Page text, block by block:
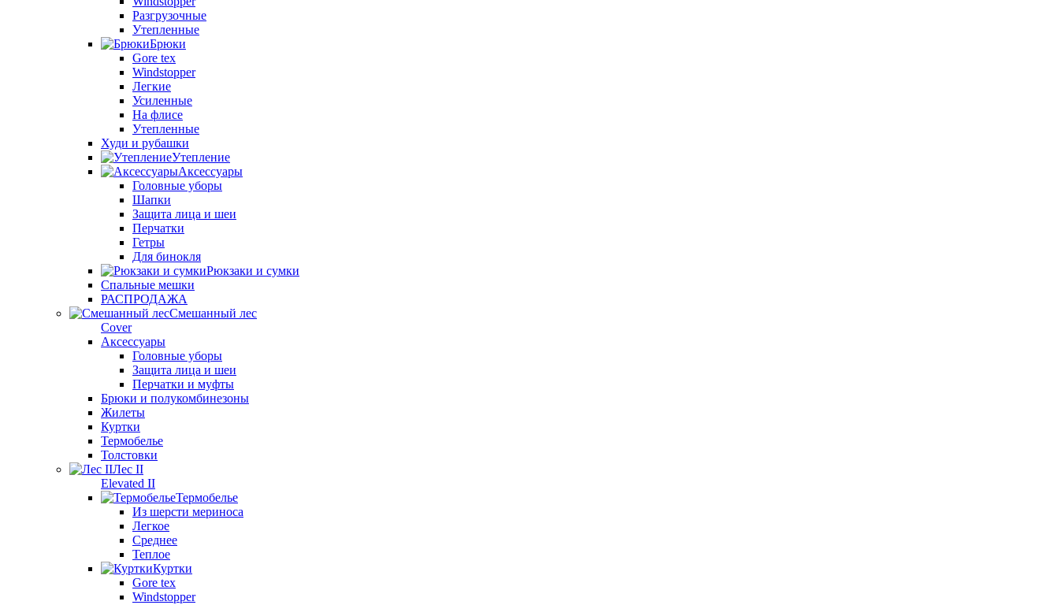
Разгрузочные
Утепленные
Брюки
Gore tex
Windstopper
Легкие
Усиленные
На флисе
Утепленные
Худи и рубашки
Утепление
Аксессуары
Головные уборы
Шапки
Защита лица и шеи
Перчатки
Гетры
Для бинокля
Рюкзаки и сумки
Спальные мешки
РАСПРОДАЖА
Смешанный лес
Cover
Аксессуары
Головные уборы
Защита лица и шеи
Перчатки и муфты
Брюки и полукомбинезоны
Жилеты
Куртки
Термобелье
Толстовки
Лес II
Elevated II
Термобелье
Из шерсти мериноса
Легкое
Среднее
Теплое
Куртки
Gore tex
Windstopper